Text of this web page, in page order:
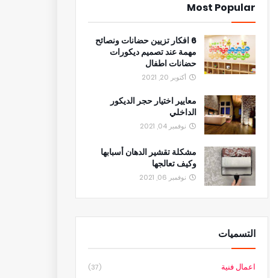
Most Popular
6 افكار تزيين حضانات ونصائح
مهمة عند تصميم ديكورات
حضانات اطفال
أكتوبر 20, 2021
معايير اختيار حجر الديكور
الداخلي
نوفمبر 04, 2021
مشكلة تقشير الدهان أسبابها
وكيف تعالجها
نوفمبر 06, 2021
التسميات
اعمال فنية (37)